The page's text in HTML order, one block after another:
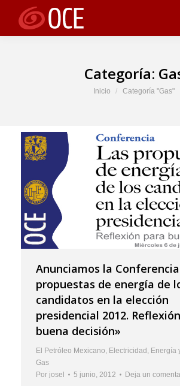
Categoría:
Estás aquí:
Inicio Categoría "Gas"
Anunciamos la Conferencia
propuestas de energía de
candidatos en la elección
presidencial 2012.
buena decisión»
El Petróleo Mexicano Electricidad Energía
Gas
Por josel 5 junio, 2012 Deja un